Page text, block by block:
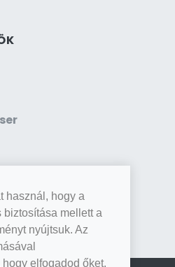
használ, hogy a
biztosítása mellett a
nyújtsuk. Az
elfogadod őket.